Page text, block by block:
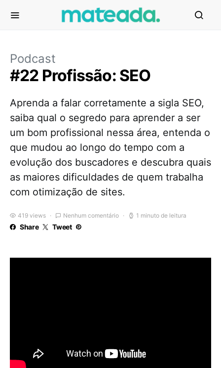
Podcast
#22 Profissão: SEO
Aprenda a falar corretamente a sigla SEO,
saiba qual o segredo para aprender a ser
um bom profissional nessa área, entenda o
que mudou ao longo do tempo com a
evolução dos buscadores e descubra quais
as maiores dificuldades de quem trabalha
com otimização de sites.
419 views Nenhum comentário 1 minuto de leitura
Share Tweet